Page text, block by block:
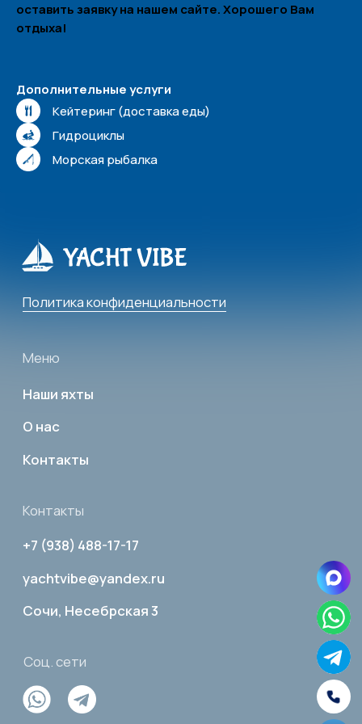
оставить заявку на нашем сайте. Хорошего Вам
отдыха!
Дополнительные услуги
Кейтеринг (доставка еды)
Гидроциклы
Морская рыбалка
Сочи, Несебрская 3